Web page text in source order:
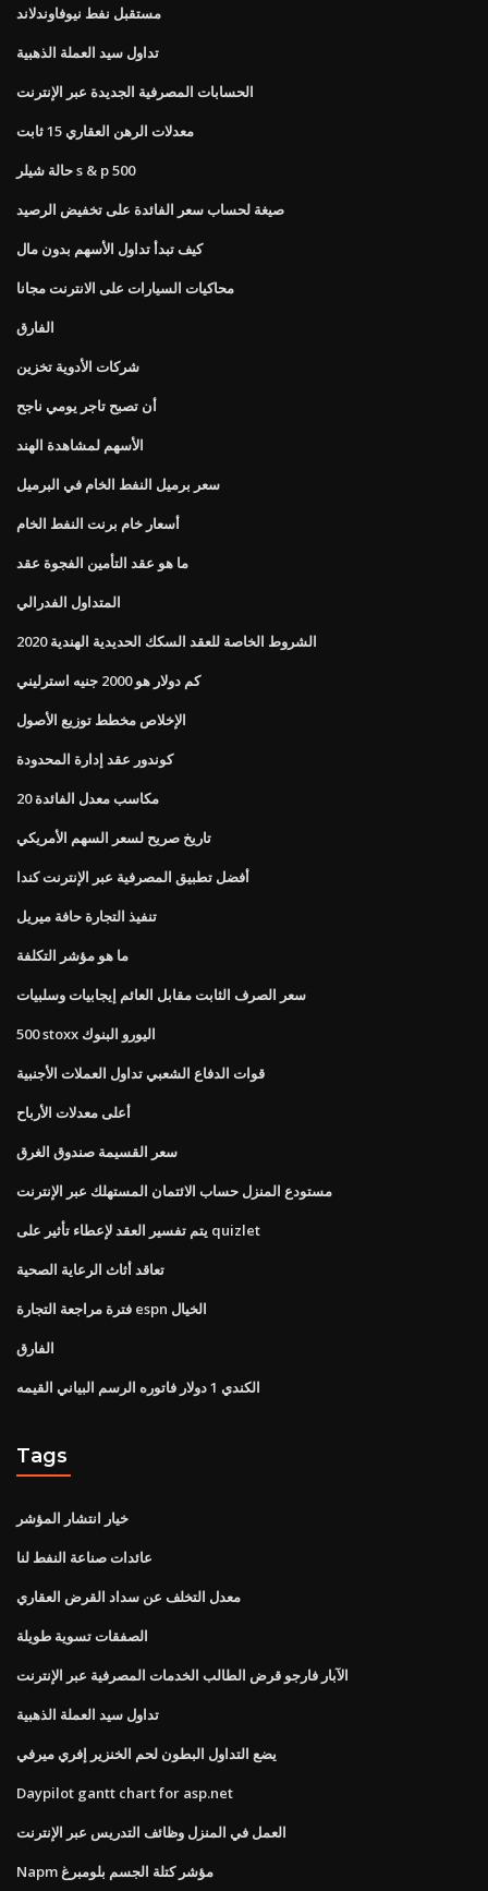
مستقبل نفط نيوفاوندلاند
تداول سيد العملة الذهبية
الحسابات المصرفية الجديدة عبر الإنترنت
معدلات الرهن العقاري 15 ثابت
حالة شيلر s & p 500
صيغة لحساب سعر الفائدة على تخفيض الرصيد
كيف تبدأ تداول الأسهم بدون مال
محاكيات السيارات على الانترنت مجانا
الفارق
شركات الأدوية تخزين
أن تصبح تاجر يومي ناجح
الأسهم لمشاهدة الهند
سعر برميل النفط الخام في البرميل
أسعار خام برنت النفط الخام
ما هو عقد التأمين الفجوة عقد
المتداول الفدرالي
الشروط الخاصة للعقد السكك الحديدية الهندية 2020
كم دولار هو 2000 جنيه استرليني
الإخلاص مخطط توزيع الأصول
كوندور عقد إدارة المحدودة
20 مكاسب معدل الفائدة
تاريخ صريح لسعر السهم الأمريكي
أفضل تطبيق المصرفية عبر الإنترنت كندا
تنفيذ التجارة حافة ميريل
ما هو مؤشر التكلفة
سعر الصرف الثابت مقابل العائم إيجابيات وسلبيات
500 stoxx اليورو البنوك
قوات الدفاع الشعبي تداول العملات الأجنبية
أعلى معدلات الأرباح
سعر القسيمة صندوق الغرق
مستودع المنزل حساب الائتمان المستهلك عبر الإنترنت
يتم تفسير العقد لإعطاء تأثير على quizlet
تعاقد أثاث الرعاية الصحية
فترة مراجعة التجارة espn الخيال
الفارق
الكندي 1 دولار فاتوره الرسم البياني القيمه
Tags
خيار انتشار المؤشر
عائدات صناعة النفط لنا
معدل التخلف عن سداد القرض العقاري
الصفقات تسوية طويلة
الآبار فارجو قرض الطالب الخدمات المصرفية عبر الإنترنت
تداول سيد العملة الذهبية
يضع التداول البطون لحم الخنزير إفري ميرفي
Daypilot gantt chart for asp.net
العمل في المنزل وظائف التدريس عبر الإنترنت
Napm مؤشر كتلة الجسم بلومبرغ